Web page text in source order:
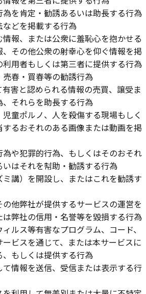
為を肯定・勧誘あるいは助長する行為
などを掲載する行為
報、または公衆に羞恥心を抱かせる
、その他公衆の射幸心を仰ぐ情報を掲
利用者もしくは第三者に提供する行為
売春・買春等の勧誘行為
害と認められる情報の売買、譲受ま
、それらを助長する行為
児童ポルノ、人を殺傷する現場もしく
するおそれのある画像または動画を掲
為や犯罪的行為、もしくはそのおそれ
いはそれを幇助・勧誘する行為
講）を開設し、またはこれを勧誘す
他弊社が提供するサービスの運営を
は弊社の信用・名誉等を毀損する行為
ルス等有害なプログラム、コード、
ービスを通じて、または本サービスに
、もしくは提供する行為
て情報を送信、受信または表示する行